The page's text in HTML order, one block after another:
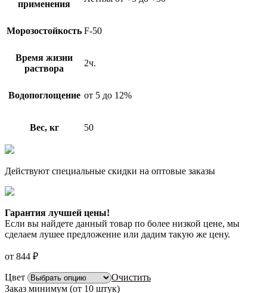
применения
Морозостойкость F-50
Время жизни
раствора
2ч.
Водопоглощение от 5 до 12%
Вес, кг 50
Действуют специальные скидки на оптовые заказы
Гарантия лучшей цены!
Если вы найдете данный товар по более низкой цене, мы
сделаем лушее предложение или дадим такую же цену.
от 844 ₽
Цвет
Очистить
Заказ минимум (от 10 штук)